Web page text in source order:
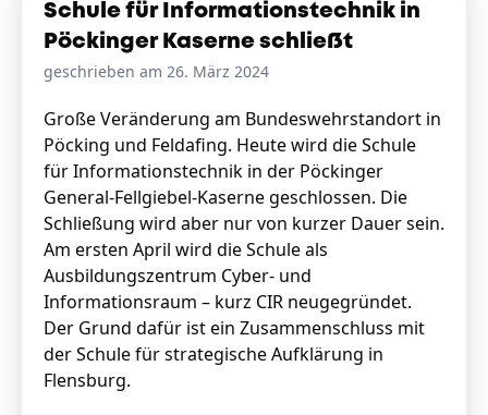
Schule für Informationstechnik in
Pöckinger Kaserne schließt
geschrieben am 26. März 2024
Große Veränderung am Bundeswehrstandort in
Pöcking und Feldafing. Heute wird die Schule
für Informationstechnik in der Pöckinger
General-Fellgiebel-Kaserne geschlossen. Die
Schließung wird aber nur von kurzer Dauer sein.
Am ersten April wird die Schule als
Ausbildungszentrum Cyber- und
Informationsraum – kurz CIR neugegründet.
Der Grund dafür ist ein Zusammenschluss mit
der Schule für strategische Aufklärung in
Flensburg.